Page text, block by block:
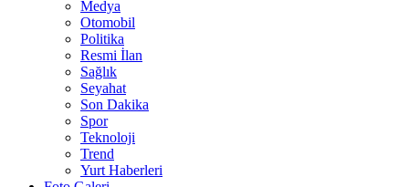
Medya
Otomobil
Politika
Resmi İlan
Sağlık
Seyahat
Son Dakika
Spor
Teknoloji
Trend
Yurt Haberleri